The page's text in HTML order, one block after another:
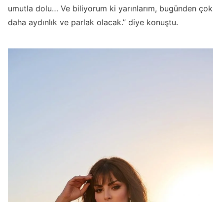
umutla dolu… Ve biliyorum ki yarınlarım, bugünden çok
daha aydınlık ve parlak olacak.” diye konuştu.